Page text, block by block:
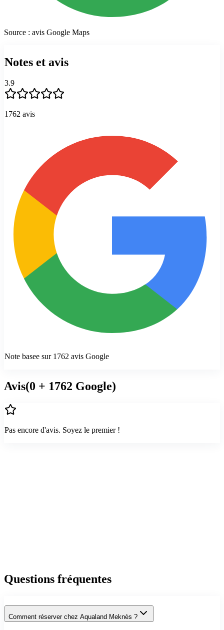
Source : avis Google Maps
Notes et avis
3.9
1762 avis
Note basee sur 1762 avis Google
Avis(0 + 1762 Google)
Pas encore d'avis. Soyez le premier !
Questions fréquentes
Comment réserver chez Aqualand Meknès ?